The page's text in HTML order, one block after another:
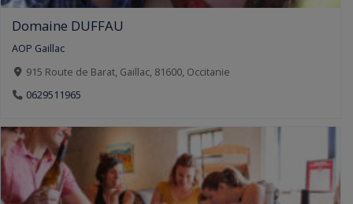
Domaine DUFFAU
AOP Gaillac
915 Route de Barat, Gaillac, 81600, Occitanie
0629511965